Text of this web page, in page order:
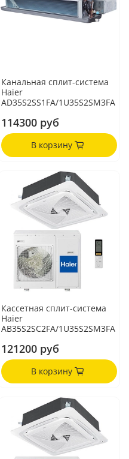
Канальная сплит-система
Haier
AD35S2SS1FA/1U35S2SM3FA
114300 руб
В корзину
Кассетная сплит-система
Haier
AB35S2SC2FA/1U35S2SM3FA
121200 руб
В корзину